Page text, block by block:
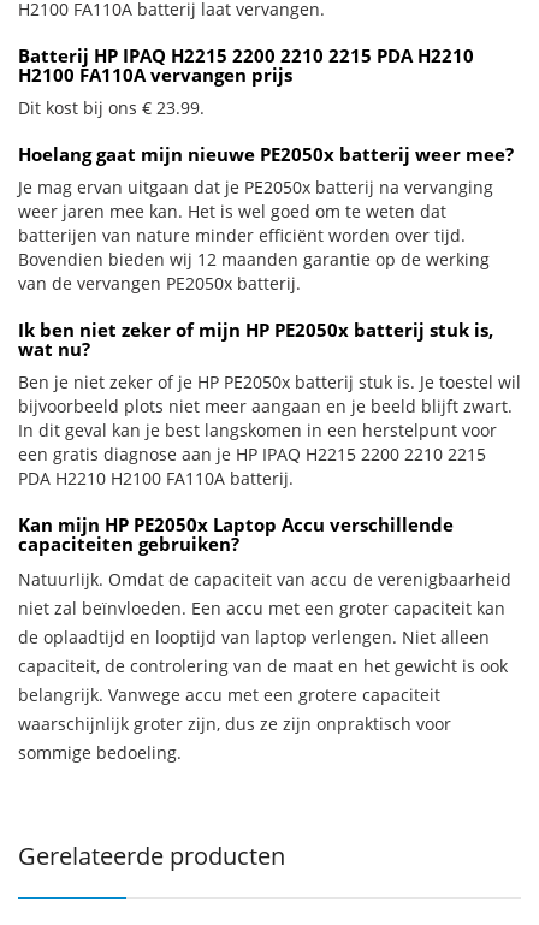
H2100 FA110A batterij laat vervangen.
Batterij HP IPAQ H2215 2200 2210 2215 PDA H2210
H2100 FA110A vervangen prijs
Dit kost bij ons € 23.99.
Hoelang gaat mijn nieuwe PE2050x batterij weer mee?
Je mag ervan uitgaan dat je PE2050x batterij na vervanging
weer jaren mee kan. Het is wel goed om te weten dat
batterijen van nature minder efficiënt worden over tijd.
Bovendien bieden wij 12 maanden garantie op de werking
van de vervangen PE2050x batterij.
Ik ben niet zeker of mijn HP PE2050x batterij stuk is,
wat nu?
Ben je niet zeker of je HP PE2050x batterij stuk is. Je toestel wil
bijvoorbeeld plots niet meer aangaan en je beeld blijft zwart.
In dit geval kan je best langskomen in een herstelpunt voor
een gratis diagnose aan je HP IPAQ H2215 2200 2210 2215
PDA H2210 H2100 FA110A batterij.
Kan mijn HP PE2050x Laptop Accu verschillende
capaciteiten gebruiken?
Natuurlijk. Omdat de capaciteit van accu de verenigbaarheid
niet zal beïnvloeden. Een accu met een groter capaciteit kan
de oplaadtijd en looptijd van laptop verlengen. Niet alleen
capaciteit, de controlering van de maat en het gewicht is ook
belangrijk. Vanwege accu met een grotere capaciteit
waarschijnlijk groter zijn, dus ze zijn onpraktisch voor
sommige bedoeling.
Gerelateerde producten